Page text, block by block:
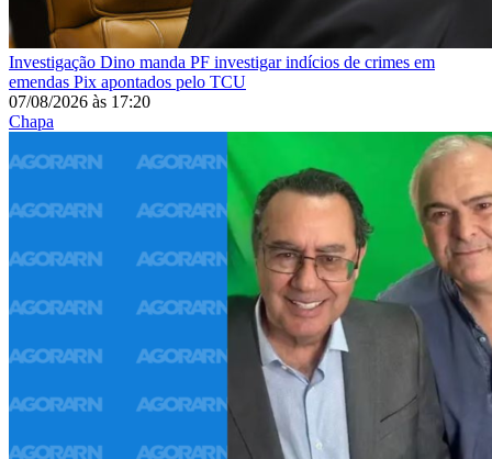
Investigação Dino manda PF investigar indícios de crimes em
emendas Pix apontados pelo TCU
07/08/2026 às 17:20
Chapa